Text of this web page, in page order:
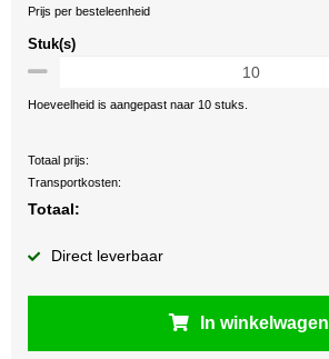
Prijs per besteleenheid
Stuk(s)
Hoeveelheid is aangepast naar 10 stuks.
Totaal prijs:
Transportkosten:
Totaal:
Direct leverbaar
In winkelwagen